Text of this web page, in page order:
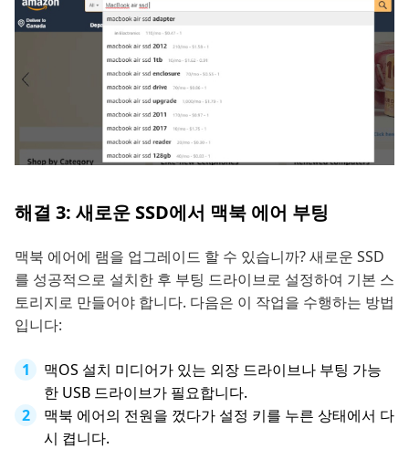
해결 3: 새로운 SSD에서 맥북 에어 부팅
맥북 에어에 램을 업그레이드 할 수 있습니까? 새로운 SSD
를 성공적으로 설치한 후 부팅 드라이브로 설정하여 기본 스
토리지로 만들어야 합니다. 다음은 이 작업을 수행하는 방법
입니다:
맥OS 설치 미디어가 있는 외장 드라이브나 부팅 가능
한 USB 드라이브가 필요합니다.
맥북 에어의 전원을 껐다가 설정 키를 누른 상태에서 다
시 켭니다.